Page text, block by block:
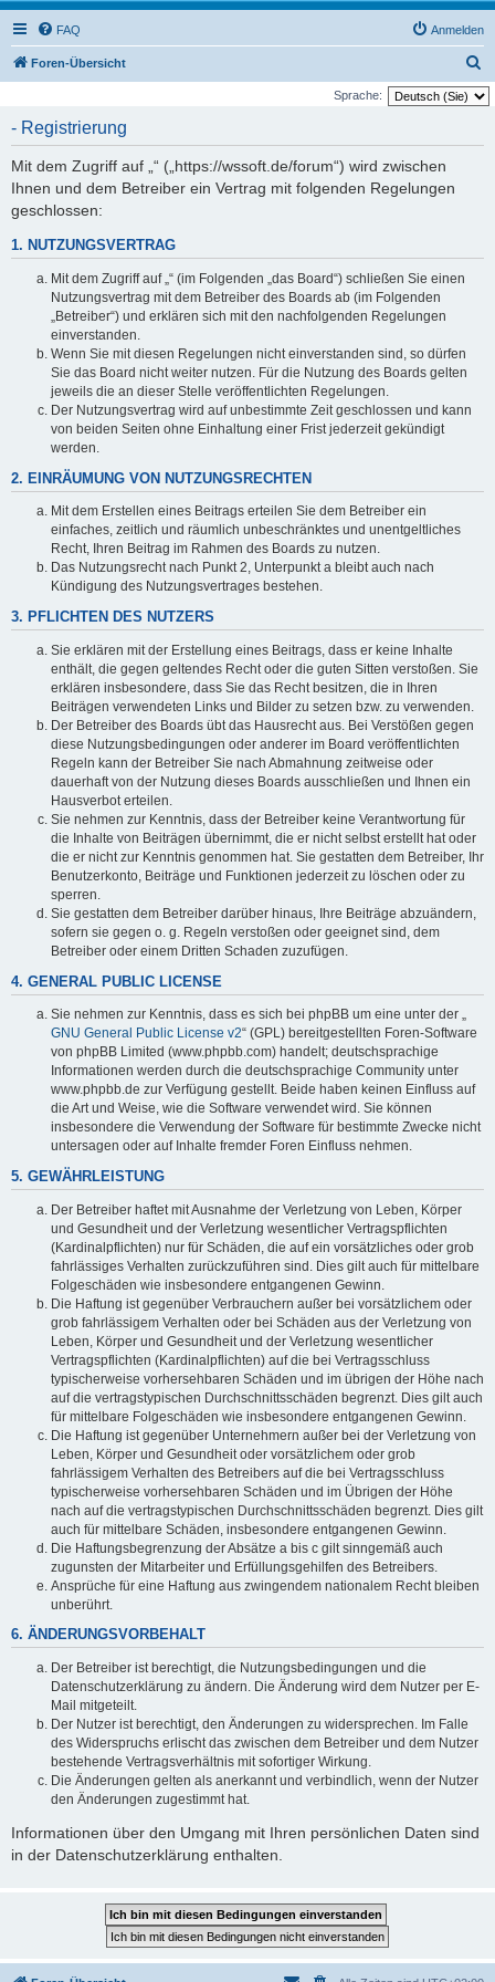
FAQ Anmelden
Foren-Übersicht
u
Sprache:
- Registrierung
Mit dem Zugriff auf „“ („https://wssoft.de/forum“) wird zwischen
Ihnen und dem Betreiber ein Vertrag mit folgenden Regelungen
geschlossen:
1. NUTZUNGSVERTRAG
Mit dem Zugriff auf „“ (im Folgenden „das Board“) schließen Sie einen
Nutzungsvertrag mit dem Betreiber des Boards ab (im Folgenden
„Betreiber“) und erklären sich mit den nachfolgenden Regelungen
einverstanden.
Wenn Sie mit diesen Regelungen nicht einverstanden sind, so dürfen
Sie das Board nicht weiter nutzen. Für die Nutzung des Boards gelten
jeweils die an dieser Stelle veröffentlichten Regelungen.
Der Nutzungsvertrag wird auf unbestimmte Zeit geschlossen und kann
von beiden Seiten ohne Einhaltung einer Frist jederzeit gekündigt
werden.
2. EINRÄUMUNG VON NUTZUNGSRECHTEN
Mit dem Erstellen eines Beitrags erteilen Sie dem Betreiber ein
einfaches, zeitlich und räumlich unbeschränktes und unentgeltliches
Recht, Ihren Beitrag im Rahmen des Boards zu nutzen.
Das Nutzungsrecht nach Punkt 2, Unterpunkt a bleibt auch nach
Kündigung des Nutzungsvertrages bestehen.
3. PFLICHTEN DES NUTZERS
Sie erklären mit der Erstellung eines Beitrags, dass er keine Inhalte
enthält, die gegen geltendes Recht oder die guten Sitten verstoßen. Sie
erklären insbesondere, dass Sie das Recht besitzen, die in Ihren
Beiträgen verwendeten Links und Bilder zu setzen bzw. zu verwenden.
Der Betreiber des Boards übt das Hausrecht aus. Bei Verstößen gegen
diese Nutzungsbedingungen oder anderer im Board veröffentlichten
Regeln kann der Betreiber Sie nach Abmahnung zeitweise oder
dauerhaft von der Nutzung dieses Boards ausschließen und Ihnen ein
Hausverbot erteilen.
Sie nehmen zur Kenntnis, dass der Betreiber keine Verantwortung für
die Inhalte von Beiträgen übernimmt, die er nicht selbst erstellt hat oder
die er nicht zur Kenntnis genommen hat. Sie gestatten dem Betreiber, Ihr
Benutzerkonto, Beiträge und Funktionen jederzeit zu löschen oder zu
sperren.
Sie gestatten dem Betreiber darüber hinaus, Ihre Beiträge abzuändern,
sofern sie gegen o. g. Regeln verstoßen oder geeignet sind, dem
Betreiber oder einem Dritten Schaden zuzufügen.
4. GENERAL PUBLIC LICENSE
Sie nehmen zur Kenntnis, dass es sich bei phpBB um eine unter der „
GNU General Public License v2“ (GPL) bereitgestellten Foren-Software
von phpBB Limited (www.phpbb.com) handelt; deutschsprachige
Informationen werden durch die deutschsprachige Community unter
www.phpbb.de zur Verfügung gestellt. Beide haben keinen Einfluss auf
die Art und Weise, wie die Software verwendet wird. Sie können
insbesondere die Verwendung der Software für bestimmte Zwecke nicht
untersagen oder auf Inhalte fremder Foren Einfluss nehmen.
5. GEWÄHRLEISTUNG
Der Betreiber haftet mit Ausnahme der Verletzung von Leben, Körper
und Gesundheit und der Verletzung wesentlicher Vertragspflichten
(Kardinalpflichten) nur für Schäden, die auf ein vorsätzliches oder grob
fahrlässiges Verhalten zurückzuführen sind. Dies gilt auch für mittelbare
Folgeschäden wie insbesondere entgangenen Gewinn.
Die Haftung ist gegenüber Verbrauchern außer bei vorsätzlichem oder
grob fahrlässigem Verhalten oder bei Schäden aus der Verletzung von
Leben, Körper und Gesundheit und der Verletzung wesentlicher
Vertragspflichten (Kardinalpflichten) auf die bei Vertragsschluss
typischerweise vorhersehbaren Schäden und im übrigen der Höhe nach
auf die vertragstypischen Durchschnittsschäden begrenzt. Dies gilt auch
für mittelbare Folgeschäden wie insbesondere entgangenen Gewinn.
Die Haftung ist gegenüber Unternehmern außer bei der Verletzung von
Leben, Körper und Gesundheit oder vorsätzlichem oder grob
fahrlässigem Verhalten des Betreibers auf die bei Vertragsschluss
typischerweise vorhersehbaren Schäden und im Übrigen der Höhe
nach auf die vertragstypischen Durchschnittsschäden begrenzt. Dies gilt
auch für mittelbare Schäden, insbesondere entgangenen Gewinn.
Die Haftungsbegrenzung der Absätze a bis c gilt sinngemäß auch
zugunsten der Mitarbeiter und Erfüllungsgehilfen des Betreibers.
Ansprüche für eine Haftung aus zwingendem nationalem Recht bleiben
unberührt.
6. ÄNDERUNGSVORBEHALT
Der Betreiber ist berechtigt, die Nutzungsbedingungen und die
Datenschutzerklärung zu ändern. Die Änderung wird dem Nutzer per E-
Mail mitgeteilt.
Der Nutzer ist berechtigt, den Änderungen zu widersprechen. Im Falle
des Widerspruchs erlischt das zwischen dem Betreiber und dem Nutzer
bestehende Vertragsverhältnis mit sofortiger Wirkung.
Die Änderungen gelten als anerkannt und verbindlich, wenn der Nutzer
den Änderungen zugestimmt hat.
Informationen über den Umgang mit Ihren persönlichen Daten sind
in der Datenschutzerklärung enthalten.